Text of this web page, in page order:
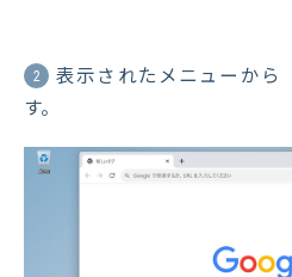
2 表示されたメニューから
す。